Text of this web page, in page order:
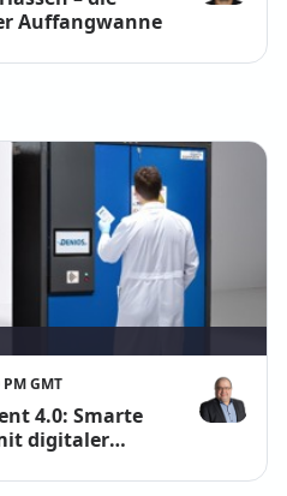
Auffangwanne
Christopher
GMT
4.0: Smarte
digitaler
Udo Roth